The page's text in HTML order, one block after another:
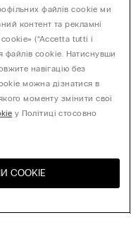
States
файлів cookie ми
контент та рекламні
(“Accetta tutti i
файлів cookie. Натиснувши
навігацію без
можна дізнатися в
моменту змінити свої
у Політиці стосовно
СOOKIE